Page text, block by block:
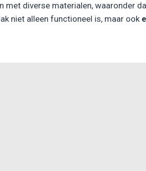
met diverse materialen, waaronder
niet alleen functioneel is, maar ook